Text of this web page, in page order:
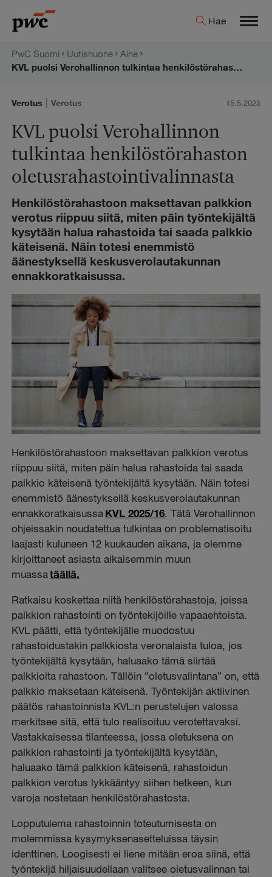
sisältöön
PwC:n
Hae
PwC Suomi Uutishuone
Aihe
KVL puolsi Verohallinnon tulkintaa henkilöstörahaston oletusrahastointivalinnasta
Verotus | Verotus 15.5.2025
KVL puolsi Verohallinnon
tulkintaa henkilöstörahaston
oletusrahastointivalinnasta
Henkilöstörahastoon maksettavan palkkion
verotus riippuu siitä, miten päin työntekijältä
kysytään halua rahastoida tai saada palkkio
käteisenä. Näin totesi enemmistö
äänestyksellä keskusverolautakunnan
ennakkoratkaisussa.
Henkilöstörahastoon maksettavan palkkion verotus
riippuu siitä, miten päin halua rahastoida tai saada
palkkio käteisenä työntekijältä kysytään. Näin totesi
enemmistö äänestyksellä keskusverolautakunnan
ennakkoratkaisussaKVL 2025/16. Tätä Verohallinnon
ohjeissakin noudatettua tulkintaa on problematisoitu
laajasti kuluneen 12 kuukauden aikana, ja olemme
kirjoittaneet asiasta aikaisemmin muun
muassatäällä.
Ratkaisu koskettaa niitä henkilöstörahastoja, joissa
palkkion rahastointi on työntekijöille vapaaehtoista.
KVL päätti, että työntekijälle muodostuu
rahastoidustakin palkkiosta veronalaista tuloa, jos
työntekijältä kysytään, haluaako tämä siirtää
palkkioita rahastoon. Tällöin ”oletusvalintana” on, että
palkkio maksetaan käteisenä. Työntekijän aktiivinen
päätös rahastoinnista KVL:n perustelujen valossa
merkitsee sitä, että tulo realisoituu verotettavaksi.
Vastakkaisessa tilanteessa, jossa oletuksena on
palkkion rahastointi ja työntekijältä kysytään,
haluaako tämä palkkion käteisenä, rahastoidun
palkkion verotus lykkääntyy siihen hetkeen, kun
varoja nostetaan henkilöstörahastosta.
Lopputulema rahastoinnin toteutumisesta on
molemmissa kysymyksenasetteluissa täysin
identtinen. Loogisesti ei liene mitään eroa siinä, että
työntekijä hiljaisuudellaan valitsee oletusvalinnan tai